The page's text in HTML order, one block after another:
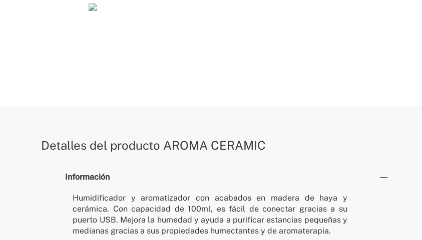
Detalles del producto AROMA CERAMIC
Información
Humidificador y aromatizador con acabados en madera de haya y
cerámica. Con capacidad de 100ml, es fácil de conectar gracias a su
puerto USB. Mejora la humedad y ayuda a purificar estancias pequeñas y
medianas gracias a sus propiedades humectantes y de aromaterapia.